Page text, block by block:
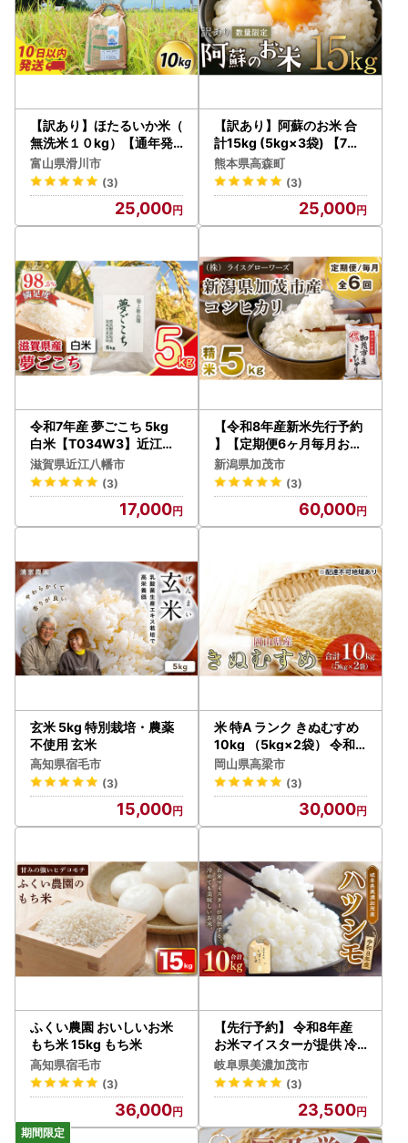
【訳あり】ほたるいか米（
無洗米１０kg）【通年発
送】
富山県滑川市
(3)
25,000
【訳あり】阿蘇のお米 合
計15kg (5kg×3袋) 【7営
業日発送】 精米 お米 米 お
すすめ 人気 ランキング
熊本県高森町
(3)
25,000
令和7年産 夢ごこち 5kg
白米【T034W3】近江米
ご飯 精米
滋賀県近江八幡市
(3)
17,000
【令和8年産新米先行予約
】【定期便6ヶ月毎月お届
け】新潟県加茂市産コシヒ
カリ 精米5kg《10月上旬
～順次出荷》 白米 （株）
ライスグローワーズ
新潟県加茂市
(3)
60,000
玄米 5kg 特別栽培・農薬
不使用 玄米
高知県宿毛市
(3)
15,000
米 特A ランク きぬむすめ
10kg （5kg×2袋） 令和7
年産 こめ コメ 白米 岡山県
産
岡山県高梁市
(3)
30,000
ふくい農園 おいしいお米
もち米 15kg もち米
高知県宿毛市
(3)
36,000
【先行予約】 令和8年産
お米マイスターが提供 冷
めても美味しい 岐阜県美
濃加茂産 ハツシモ （ 10k
g ） 【 2026年11月下旬-
2027年7月下旬まで発送
予定 】
岐阜県美濃加茂市
(3)
23,500